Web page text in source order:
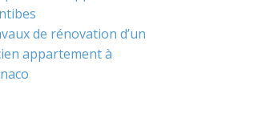
de rénovation d’un
appartement à